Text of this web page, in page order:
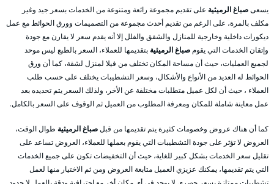
يسعىصباغ الرميثية على تقديم مجموعة رائعة ومتنوعة من الخدمات بسعر جيد وغير
مكلف بالمرة، على الرغم من تقديم أحدث مجموعة من التصميمات وورق الحوائط مع عمل
ديكورات داخلية وخارجية للمنازل والشقق والفلل إلا أنه يقدم سعر لا يقارن مع جودة
وإتقان الخدمات التي يقوم صباغ الرميثية بتقديمها للعملاء، السعر بالطبع ليس موحد
لجميع العمليات، حيث أن مساحة المكان تختلف من فيلا لمنزل لشقة، كما أن ورق
الحوائط له العديد من الأنواع والأشكال، وسعر التشطيبات يختلف على حسب طلب
العملاء ، حيث أن لكل عميل متطلبات مختلفة عن الأخر، ولذلك السعر يتم تحديده بعد
عمل معاينة شاملة للمكان ومعرفة المطلوب من العميل ثم الوقوف على السعر بالكامل.
كما أن هناك عروض وخصومات كثيرة يتم تقديمها من قبلصباغ الرميثية طوال الوقت،
العروض لا تؤثر على جودة التشطيبات التي يقوم بعملها للعملاء، العروض تساعد على
تقليل سعر الخدمات بشكل كبير للغاية، حيث أن التخفيضات تكون على جميع الخدمات
التي يتم تقديمها، يمكنك عزيزي العميل متابعة العروض ومن ثم الاختيار منها لعمل